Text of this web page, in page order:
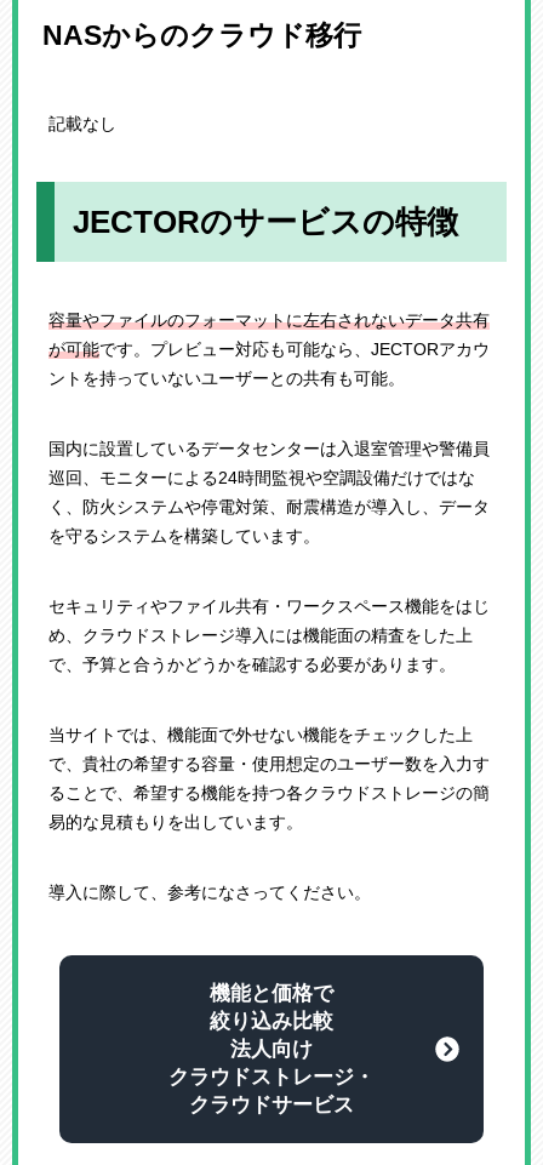
NASからのクラウド移行
記載なし
JECTORのサービスの特徴
容量やファイルのフォーマットに左右されないデータ共有
が可能です。プレビュー対応も可能なら、JECTORアカウ
ントを持っていないユーザーとの共有も可能。
国内に設置しているデータセンターは入退室管理や警備員
巡回、モニターによる24時間監視や空調設備だけではな
く、防火システムや停電対策、耐震構造が導入し、データ
を守るシステムを構築しています。
セキュリティやファイル共有・ワークスペース機能をはじ
め、クラウドストレージ導入には機能面の精査をした上
で、予算と合うかどうかを確認する必要があります。
当サイトでは、機能面で外せない機能をチェックした上
で、貴社の希望する容量・使用想定のユーザー数を入力す
ることで、希望する機能を持つ各クラウドストレージの簡
易的な見積もりを出しています。
導入に際して、参考になさってください。
機能と価格で
絞り込み比較
法人向け
クラウドストレージ・
クラウドサービス